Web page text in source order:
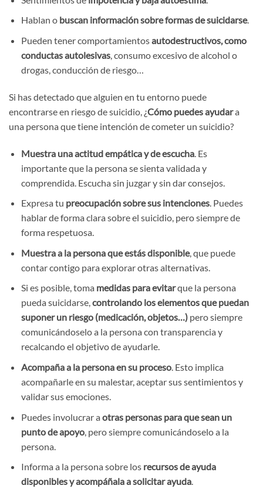
Hablan obuscan información sobre formas de suicidarse.
Pueden tener comportamientosautodestructivos, como
conductas autolesivas, consumo excesivo de alcohol o
drogas, conducción de riesgo…
Si has detectado que alguien en tu entorno puede
encontrarse en riesgo de suicidio, ¿Cómo puedes ayudara
una persona que tiene intención de cometer un suicidio?
Muestra una actitud empática y de escucha. Es
importante que la persona se sienta validada y
comprendida. Escucha sin juzgar y sin dar consejos.
Expresa tu preocupación sobre sus intenciones. Puedes
hablar de forma clara sobre el suicidio, pero siempre de
forma respetuosa.
Muestra a la persona que estás disponible, que puede
contar contigo para explorar otras alternativas.
Si es posible, toma medidas para evitarque la persona
pueda suicidarse,controlando los elementos que puedan
suponer un riesgo (medicación, objetos…)pero siempre
comunicándoselo a la persona con transparencia y
recalcando el objetivo de ayudarle.
Acompaña a la persona en su proceso. Esto implica
acompañarle en su malestar, aceptar sus sentimientos y
validar sus emociones.
Puedes involucrar a otras personas para que sean un
punto de apoyo, pero siempre comunicándoselo a la
persona.
Informa a la persona sobre los recursos de ayuda
disponibles y acompáñala a solicitar ayuda.